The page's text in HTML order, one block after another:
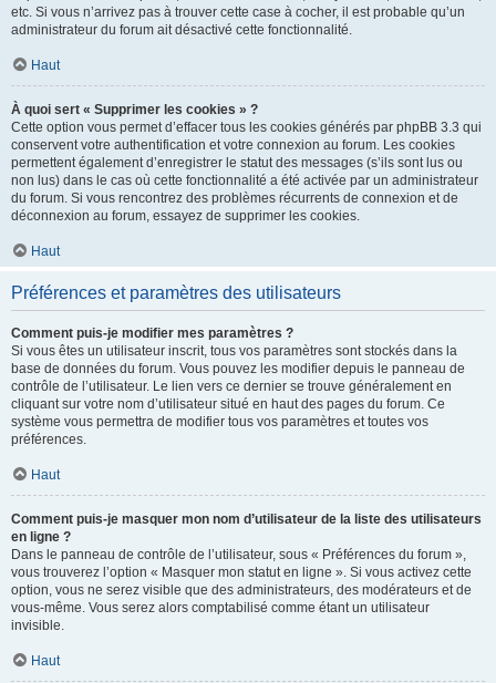
etc. Si vous n’arrivez pas à trouver cette case à cocher, il est probable qu’un
administrateur du forum ait désactivé cette fonctionnalité.
Haut
À quoi sert « Supprimer les cookies » ?
Cette option vous permet d’effacer tous les cookies générés par phpBB 3.3 qui
conservent votre authentification et votre connexion au forum. Les cookies
permettent également d’enregistrer le statut des messages (s’ils sont lus ou
non lus) dans le cas où cette fonctionnalité a été activée par un administrateur
du forum. Si vous rencontrez des problèmes récurrents de connexion et de
déconnexion au forum, essayez de supprimer les cookies.
Haut
Préférences et paramètres des utilisateurs
Comment puis-je modifier mes paramètres ?
Si vous êtes un utilisateur inscrit, tous vos paramètres sont stockés dans la
base de données du forum. Vous pouvez les modifier depuis le panneau de
contrôle de l’utilisateur. Le lien vers ce dernier se trouve généralement en
cliquant sur votre nom d’utilisateur situé en haut des pages du forum. Ce
système vous permettra de modifier tous vos paramètres et toutes vos
préférences.
Haut
Comment puis-je masquer mon nom d’utilisateur de la liste des utilisateurs
en ligne ?
Dans le panneau de contrôle de l’utilisateur, sous « Préférences du forum »,
vous trouverez l’option « Masquer mon statut en ligne ». Si vous activez cette
option, vous ne serez visible que des administrateurs, des modérateurs et de
vous-même. Vous serez alors comptabilisé comme étant un utilisateur
invisible.
Haut